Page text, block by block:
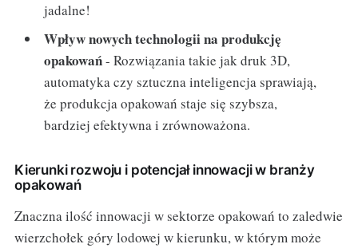
jadalne!
Wpływ nowych technologii na produkcję
opakowań- Rozwiązania takie jak druk 3D,
automatyka czy sztuczna inteligencja sprawiają,
że produkcja opakowań staje się szybsza,
bardziej efektywna i zrównoważona.
Kierunki rozwoju i potencjał innowacji w branży
opakowań
Znaczna ilość innowacji w sektorze opakowań to zaledwie
wierzchołek góry lodowej w kierunku, w którym może